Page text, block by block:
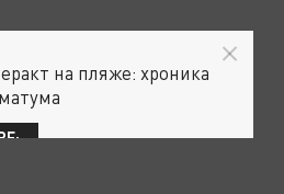
на пляже: хроника